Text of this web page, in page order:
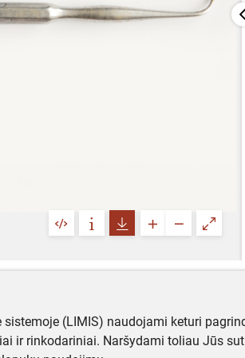
(LIMIS) naudojami keturi
ir rinkodariniai. Naršydami toliau Jūs